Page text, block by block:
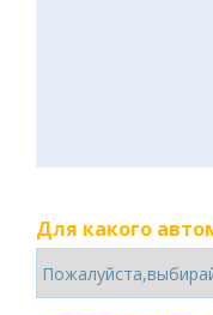
Для какого